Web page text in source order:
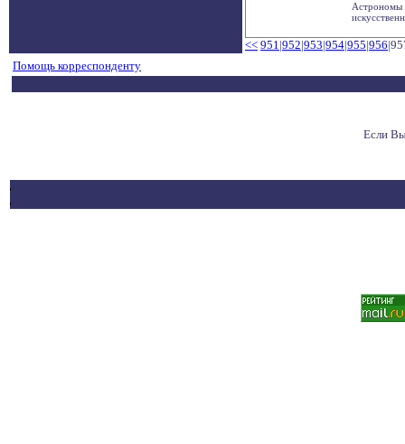
Астрономы
<< 951|952|953|954|955|956
Помощь корреспонденту
Если